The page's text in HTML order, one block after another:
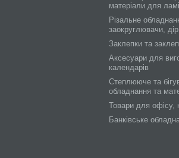
матеріали для
Різальне
заокруглювачи,
Заклепки та
Аксесуари для
календарів
Степлююче та
обладнання та
Товари для офісу,
Банківське